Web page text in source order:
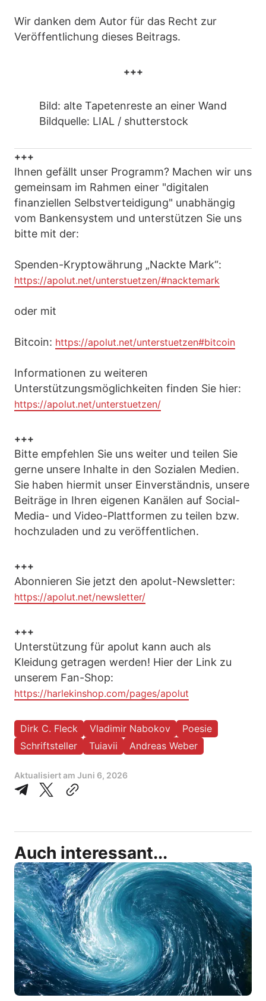
Wir danken dem Autor für das Recht zur
Veröffentlichung dieses Beitrags.
+++
Bild: alte Tapetenreste an einer Wand
Bildquelle: LIAL / shutterstock
+++
Ihnen gefällt unser Programm? Machen wir uns
gemeinsam im Rahmen einer "digitalen
finanziellen Selbstverteidigung" unabhängig
vom Bankensystem und unterstützen Sie uns
bitte mit der:
Spenden-Kryptowährung „Nackte Mark“:
https://apolut.net/unterstuetzen/#nacktemark
oder mit
Bitcoin: https://apolut.net/unterstuetzen#bitcoin
Informationen zu weiteren
Unterstützungsmöglichkeiten finden Sie hier:
https://apolut.net/unterstuetzen/
+++
Bitte empfehlen Sie uns weiter und teilen Sie
gerne unsere Inhalte in den Sozialen Medien.
Sie haben hiermit unser Einverständnis, unsere
Beiträge in Ihren eigenen Kanälen auf Social-
Media- und Video-Plattformen zu teilen bzw.
hochzuladen und zu veröffentlichen.
+++
Abonnieren Sie jetzt den apolut-Newsletter:
https://apolut.net/newsletter/
+++
Unterstützung für apolut kann auch als
Kleidung getragen werden! Hier der Link zu
unserem Fan-Shop:
https://harlekinshop.com/pages/apolut
Dirk C. Fleck Vladimir Nabokov
Poesie
Schriftsteller
Tuiavii Andreas Weber
Aktualisiert am Juni 6, 2026
Auch interessant...